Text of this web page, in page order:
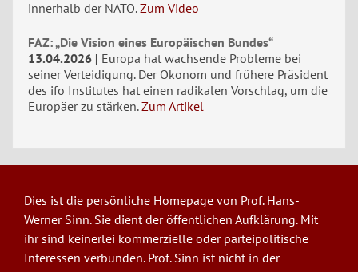
innerhalb der NATO. Zum Video
FAZ: „Die Vision eines Europäischen Bundes“
13.04.2026
Europa hat wachsende Probleme bei
seiner Verteidigung. Der Ökonom und frühere Präsident
des ifo Institutes hat einen radikalen Vorschlag, um die
Europäer zu stärken. Zum Artikel
Dies ist die persönliche Homepage von Prof. Hans-
Werner Sinn. Sie dient der öffentlichen Aufklärung. Mit
ihr sind keinerlei kommerzielle oder parteipolitische
Interessen verbunden. Prof. Sinn ist nicht in der